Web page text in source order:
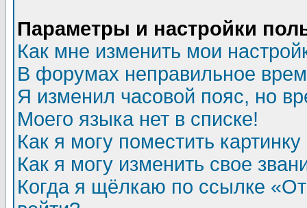
Параметры и настройки
Как мне изменить мои
В форумах неправильное
Я изменил часовой пояс, но
Моего языка нет в списке!
Как я могу поместить
Как я могу изменить свое
Когда я щёлкаю по ссылке